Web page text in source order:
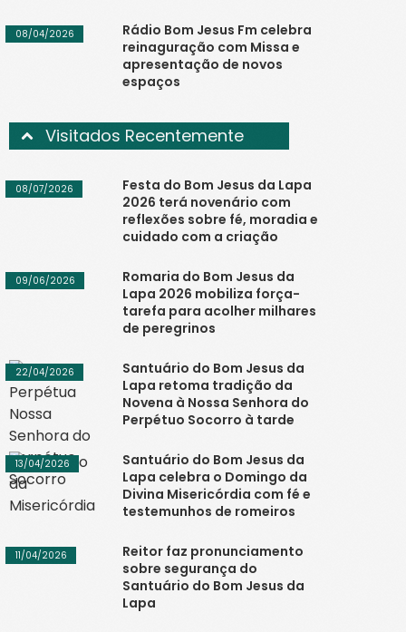
Rádio Bom Jesus Fm celebra
reinaguração com Missa e
apresentação de novos
espaços
08/04/2026
Visitados Recentemente
Festa do Bom Jesus da Lapa
2026 terá novenário com
reflexões sobre fé, moradia e
cuidado com a criação
08/07/2026
Romaria do Bom Jesus da
Lapa 2026 mobiliza força-
tarefa para acolher milhares
de peregrinos
09/06/2026
Santuário do Bom Jesus da
Lapa retoma tradição da
Novena à Nossa Senhora do
Perpétuo Socorro à tarde
22/04/2026
Santuário do Bom Jesus da
Lapa celebra o Domingo da
Divina Misericórdia com fé e
testemunhos de romeiros
13/04/2026
Reitor faz pronunciamento
sobre segurança do
Santuário do Bom Jesus da
Lapa
11/04/2026